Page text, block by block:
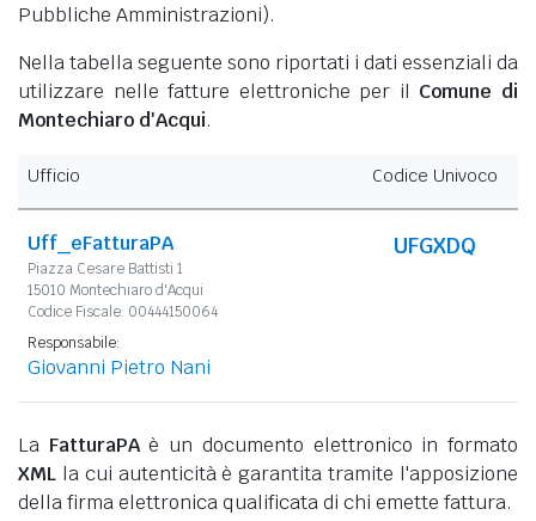
Pubbliche Amministrazioni).
Nella tabella seguente sono riportati i dati essenziali da
utilizzare nelle fatture elettroniche per il Comune di
Montechiaro d'Acqui.
Ufficio Codice Univoco
Uff_eFatturaPA
Piazza Cesare Battisti 1
15010 Montechiaro d'Acqui
Codice Fiscale: 00444150064
UFGXDQ
Responsabile:
Giovanni Pietro Nani
La FatturaPAè un documento elettronico in formato
XML la cui autenticità è garantita tramite l'apposizione
della firma elettronica qualificata di chi emette fattura.